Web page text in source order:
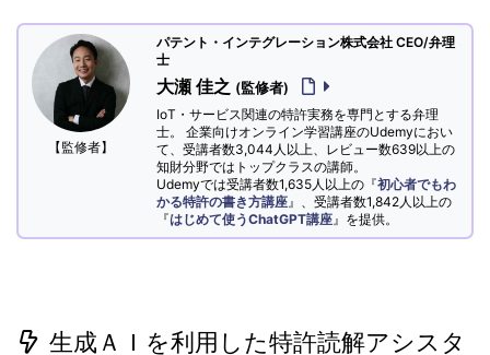
【監修者】
パテント・インテグレーション株式会社 CEO/弁理
士
大瀬 佳之 (監修者)
IoT・サービス関連の特許実務を専門とする弁理
士。 企業向けオンライン学習講座のUdemyにおい
て、受講者数3,044人以上、レビュー数639以上の
知財分野ではトップクラスの講師。
Udemyでは受講者数1,635人以上の『初心者でもわ
かる特許の書き方講座 』、受講者数1,842人以上の
『はじめて使うChatGPT講座 』を提供。
生成ＡＩを利用した特許読解アシスタ